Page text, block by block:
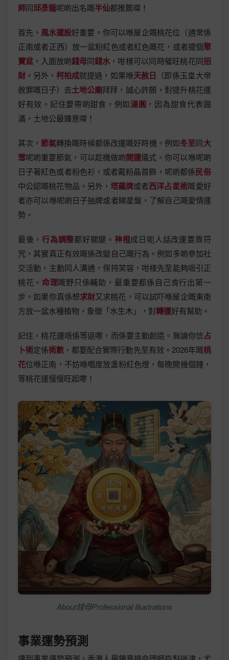
師同邱彥龍呢啲出名嘅半仙都推薦㗎！
首先， 風水擺設好重要。你可以喺屋企嘅桃花位（通常係
正南或者正西）放一盆粉紅色或者紅色嘅花，或者擺個聚
寶盆 ，入面放啲錢母同錢水 ，咁樣可以同時催旺桃花同招
財 。另外， 柯柏成就提過，如果喺天赦日 （即係玉皇大帝
赦罪嘅日子）去土地公廟拜拜，誠心許願，對提升桃花運
好有效。記住要帶啲甜食，例如湯圓 ，因為甜食代表圓
滿，土地公最鍾意㗎！
其次， 節氣轉換嘅時候都係改運嘅好時機。例如冬至同大
雪呢啲重要節氣，可以趁機做啲開運儀式。你可以喺呢啲
日子著紅色或者粉色衫，或者戴粉晶首飾，呢啲都係民俗
中公認嘅桃花物品。另外， 塔羅牌或者西洋占星術嘅愛好
者亦可以喺呢啲日子抽牌或者睇星盤，了解自己嘅愛情運
勢。
最後， 行為調整都好關鍵。 神棍成日呃人話改運要靠符
咒，其實真正有效嘅係改變自己嘅行為。例如多啲參加社
交活動，主動同人溝通，保持笑容，咁樣先至能夠吸引正
桃花。 命理嘅野只係輔助，最重要都係自己肯行出第一
步。如果你真係想求財又求桃花，可以試吓喺屋企嘅東南
方放一盆水種植物，象徵「水生木」，對轉運好有幫助。
記住，桃花運唔係等返嚟，而係要主動創造。無論你信占
卜術定係術數 ，都要配合實際行動先至有效。2026年嘅桃
花位喺正南，不妨喺嗰度放盞粉紅色燈，每晚開幾個鐘，
等桃花運慢慢旺起嚟！
About錢母Professional illustrations
事業運勢預測